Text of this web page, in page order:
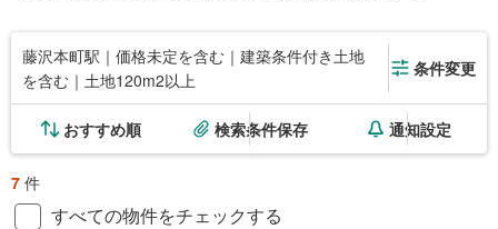
藤沢本町駅｜価格未定を含む｜建築条件付き土地
を含む｜土地120m2以上
条件変更
おすすめ順 検索条件保存 通知設定
7 件
すべての物件をチェックする